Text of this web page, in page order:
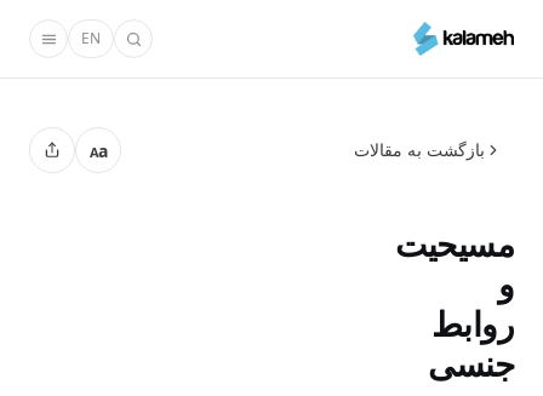
محتوای
EN
بازگشت به مقالات Aa
مسیحیت
و
روابط
جنسی